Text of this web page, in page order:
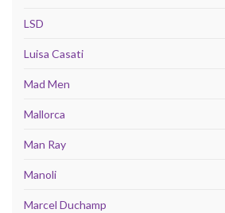
LSD
Luisa Casati
Mad Men
Mallorca
Man Ray
Manoli
Marcel Duchamp